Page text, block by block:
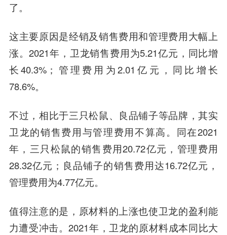
了。
这主要原因是经销及销售费用和管理费用大幅上
涨。2021年，卫龙销售费用为5.21亿元，同比增
长40.3%；管理费用为2.01亿元，同比增长
78.6%。
不过，相比于三只松鼠、良品铺子等品牌，其实
卫龙的销售费用与管理费用不算高。同在2021
年，三只松鼠的销售费用20.72亿元，管理费用
28.32亿元；良品铺子的销售费用达16.72亿元，
管理费用为4.77亿元。
值得注意的是， 原材料的上涨也使卫龙的盈利能
力遭受冲击。2021年，卫龙的原材料成本同比大